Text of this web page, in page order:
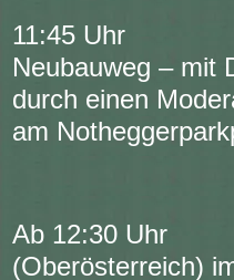
11:45 Uhr
Neubauweg – mit
durch einen
am
Ab 12:30 Uhr
(Oberösterreich)